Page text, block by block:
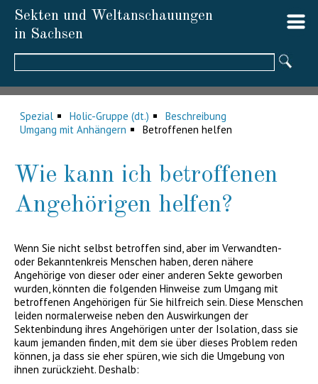
Sekten und Weltanschauungen
in Sachsen
Suchbegriffe
Spezial Holic-Gruppe (dt.)
Beschreibung
Umgang mit Anhängern
Betroffenen helfen
Wie kann ich betroffenen
Angehörigen helfen?
Wenn Sie nicht selbst betroffen sind, aber im Verwandten-
oder Bekanntenkreis Menschen haben, deren nähere
Angehörige von dieser oder einer anderen Sekte geworben
wurden, könnten die folgenden Hinweise zum Umgang mit
betroffenen Angehörigen für Sie hilfreich sein. Diese Menschen
leiden normalerweise neben den Auswirkungen der
Sektenbindung ihres Angehörigen unter der Isolation, dass sie
kaum jemanden finden, mit dem sie über dieses Problem reden
können, ja dass sie eher spüren, wie sich die Umgebung von
ihnen zurückzieht. Deshalb: